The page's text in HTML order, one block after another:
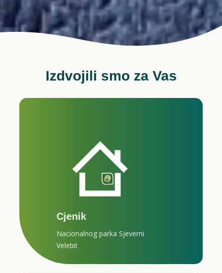
Izdvojili smo za Vas
Cjenik
Nacionalnog parka Sjeverni
Velebit